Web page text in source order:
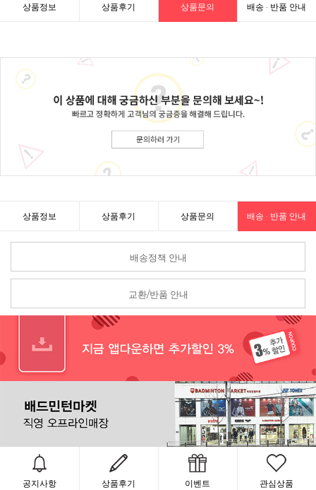
상품정보 상품후기 상품문의 배송 · 반품 안내
상품정보 상품후기 상품문의 배송 · 반품 안내
배송정책 안내
교환/반품 안내
공지사항 상품후기 이벤트 관심상품